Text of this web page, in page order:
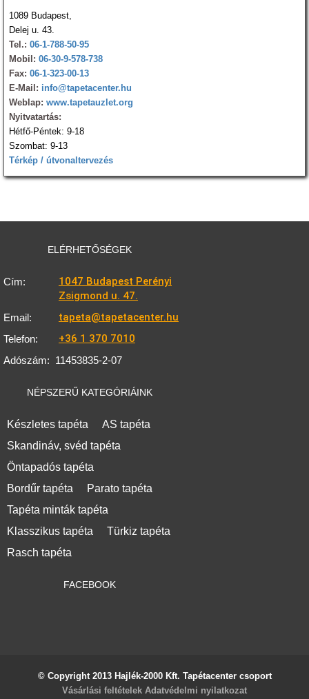
1089 Budapest,
Delej u. 43.
Tel.: 06-1-788-50-95
Mobil: 06-30-9-578-738
Fax: 06-1-323-00-13
E-Mail: info@tapetacenter.hu
Weblap: www.tapetauzlet.org
Nyitvatartás:
Hétfő-Péntek: 9-18
Szombat: 9-13
Térkép / útvonaltervezés
ELÉRHETŐSÉGEK
Cím:
1047 Budapest Perényi
Zsigmond u. 47.
Email: tapeta@tapetacenter.hu
Telefon: +36 1 370 7010
Adószám: 11453835-2-07
NÉPSZERŰ KATEGÓRIÁINK
Készletes tapéta
AS tapéta
Skandináv, svéd tapéta
Öntapadós tapéta
Bordűr tapéta
Parato tapéta
Tapéta minták tapéta
Klasszikus tapéta
Türkiz tapéta
Rasch tapéta
FACEBOOK
© Copyright 2013 Hajlék-2000 Kft. Tapétacenter csoport
Vásárlási feltételek Adatvédelmi nyilatkozat